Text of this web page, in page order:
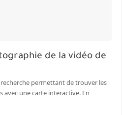
de la vidéo de
permettant de trouver les
avec une carte interactive. En